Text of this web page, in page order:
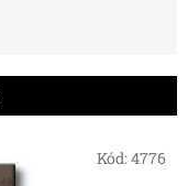
Kód:4776